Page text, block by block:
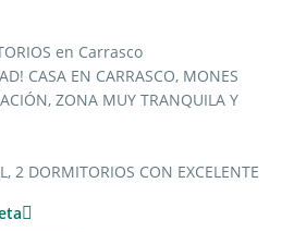
en Carrasco
CASA EN CARRASCO, MONES
ZONA MUY TRANQUILA Y
2 DORMITORIOS CON EXCELENTE